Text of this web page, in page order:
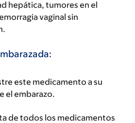
hepática, tumores en el
vaginal sin
este medicamento a su
el embarazo.
de todos los medicamentos